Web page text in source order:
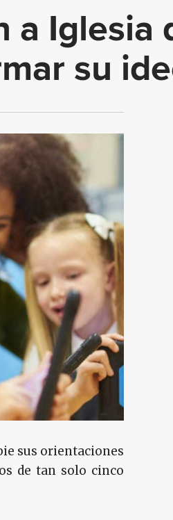
a Iglesia
su
sus orientaciones
de tan solo cinco